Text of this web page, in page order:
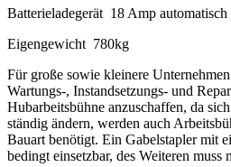
Batterieladegerät 18 Amp automatisch
Eigengewicht 780kg
Für große sowie kleinere
Wartungs-, Instandsetzungs- und
Hubarbeitsbühne anzuschaffen, da
ständig ändern, werden auch
Bauart benötigt. Ein Gabelstapler mit
bedingt einsetzbar, des Weiteren muss